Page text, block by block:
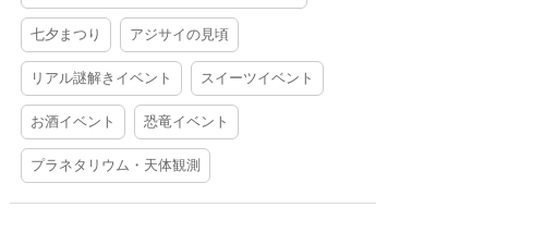
七夕まつり アジサイの見頃
リアル謎解きイベント スイーツイベント
お酒イベント 恐竜イベント
プラネタリウム・天体観測